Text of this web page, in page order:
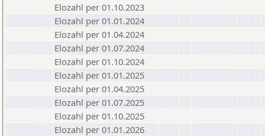
Elozahl per 01.10.2023
Elozahl per 01.01.2024
Elozahl per 01.04.2024
Elozahl per 01.07.2024
Elozahl per 01.10.2024
Elozahl per 01.01.2025
Elozahl per 01.04.2025
Elozahl per 01.07.2025
Elozahl per 01.10.2025
Elozahl per 01.01.2026